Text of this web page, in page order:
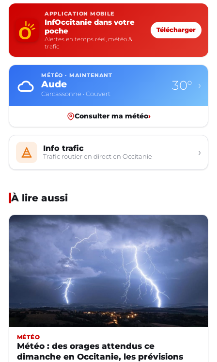
APPLICATION MOBILE
InfOccitanie dans votre
poche
Alertes en temps réel, météo &
trafic
Télécharger
MÉTÉO · MAINTENANT
Aude
Carcassonne · Couvert
30° ›
Consulter ma météo›
Info trafic
Trafic routier en direct en Occitanie ›
À lire aussi
MÉTÉO
Météo : des orages attendus ce
dimanche en Occitanie, les prévisions